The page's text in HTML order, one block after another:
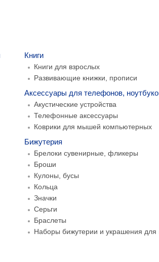
Книги
Книги для взрослых
Развивающие книжки, прописи
Аксессуары для телефонов,
Акустические устройства
Телефонные аксессуары
Коврики для мышей компьютерных
Бижутерия
Брелоки сувенирные, фликеры
Броши
Кулоны, бусы
Кольца
Значки
Серьги
Браслеты
Наборы бижутерии и украшения для